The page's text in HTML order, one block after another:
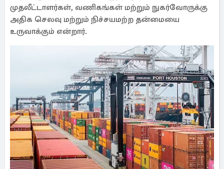
முதலீட்டாளர்கள், வணிகங்கள் மற்றும் நுகர்வோருக்கு
அதிக செலவு மற்றும் நிச்சயமற்ற தன்மையை
உருவாக்கும் என்றார்.